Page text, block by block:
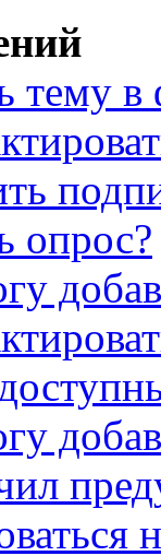
тему
опрос?